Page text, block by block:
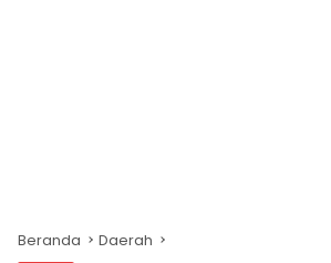
Beranda Daerah